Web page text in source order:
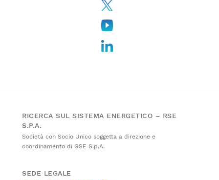
RICERCA SUL SISTEMA ENERGETICO – RSE
S.P.A.
Società con Socio Unico soggetta a direzione e
coordinamento di GSE S.p.A.
SEDE LEGALE